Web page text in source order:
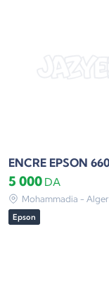
5 000 DA
Mohammadia - Alger
Epson